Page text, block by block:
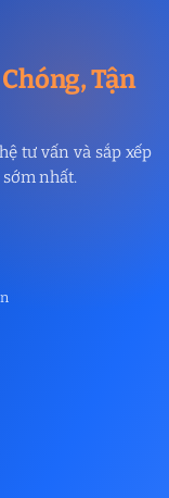
Tận
tư vấn và sắp xếp
nhất.